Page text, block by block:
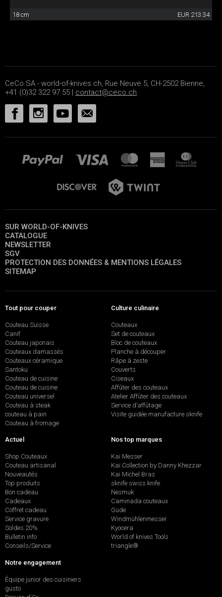
18 cm EUR 213.34
CeCo SA - world-of-knives.ch, Rue Neuve 5, CH-2502 Bienne,
+41 (0)32 322 97 55 | contact@ceco.ch
SUR WORLD-OF-KNIVES
CATALOGUE
NEWSLETTER
SGV
PROTECTION DES DONNÉES & MENTIONS LÉGALES
SITEMAP
Tout pour couper
Couteau Suisse
Canif
Couteau japonais
Couteaux damassés
Couteaux céramique
Santoku
Couteau de cuisine
Couteau de cuisine
Couteau universel
Couteau à steak
couteau à pain
Couteau à fromage
Culture culinaire
Couteaux
Set de couteaux
Bloc de couteaux
Planche à découper
Râpe à zeste
Couverts
Ciseaux
Affûter des couteaux
Atelier Affûter des couteaux
Service d’affûtage
Visite guidée manufacture sknife
Actuel
Shop Couteaux
Couteau artisanal
Nouveautés
Top produits
Bon cadeau
Cadeaux
Coffret cadeau
Service gravure
Soldes 20%
Bulletin info
Conseils/Service
Nos top marques
Kai Messer
Kai Collection by Danny Khezzar
Kai Michel Bras
sknife swiss knife
Nesmuk
Caminada couteaux
Güde
Windmühlenmesser
Kyocera
World of knives Tools
triangle®
Notre engagement
Équipe junior des cuisiniers
gusto